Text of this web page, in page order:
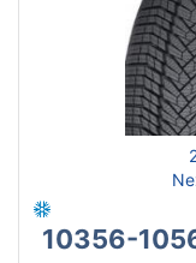
10356-